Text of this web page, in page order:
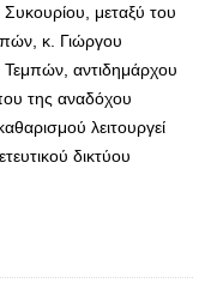
μεταξύ του
κ. Γιώργου
αντιδημάρχου
της αναδόχου
λειτουργεί
δικτύου